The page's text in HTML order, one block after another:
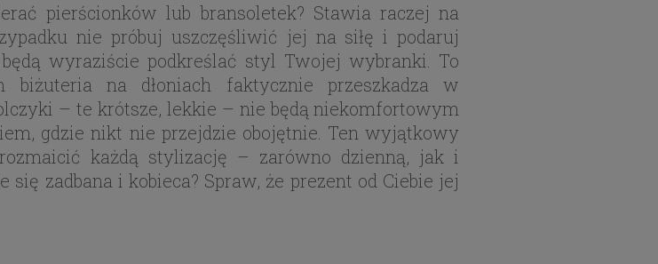
pierścionków lub bransoletek? Stawia raczej na
nie próbuj uszczęśliwić jej na siłę i podaruj
wyraziście podkreślać styl Twojej wybranki. To
biżuteria na dłoniach faktycznie przeszkadza w
– te krótsze, lekkie – nie będą niekomfortowym
gdzie nikt nie przejdzie obojętnie. Ten wyjątkowy
każdą stylizację – zarówno dzienną, jak i
zadbana i kobieca? Spraw, że prezent od Ciebie jej